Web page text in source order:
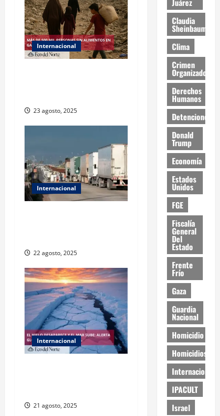
Internacional
23 agosto, 2025
Internacional
22 agosto, 2025
Internacional
21 agosto, 2025
Juárez
Claudia
Sheinbaum
Clima
Crimen
Organizado
Derechos
Humanos
Detenciones
Donald
Trump
Economía
Estados
Unidos
FGE
Fiscalía
General
Del
Estado
Frente
Frío
Gaza
Guardia
Nacional
Homicidio
Homicidios
Internacional
IPACULT
Israel